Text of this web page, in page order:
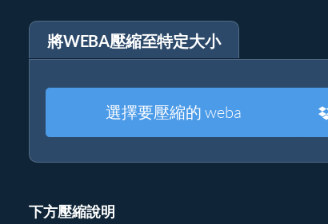
將WEBA壓縮至特定大小
選擇要壓縮的 weba
下方壓縮說明